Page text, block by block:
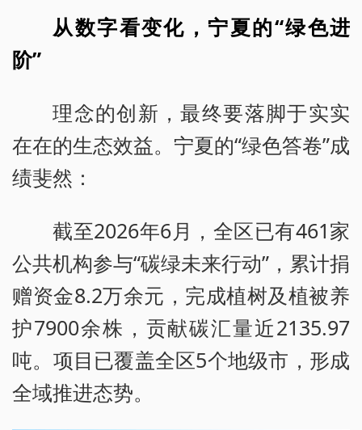
从数字看变化，宁夏的“绿色进
阶”
理念的创新，最终要落脚于实实
在在的生态效益。宁夏的“绿色答卷”成
绩斐然：
截至2026年6月，全区已有461家
公共机构参与“碳绿未来行动”，累计捐
赠资金8.2万余元，完成植树及植被养
护7900余株，贡献碳汇量近2135.97
吨。项目已覆盖全区5个地级市，形成
全域推进态势。